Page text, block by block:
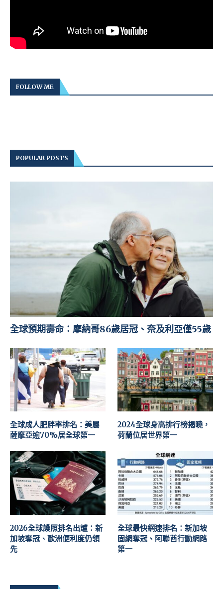
FOLLOW ME
POPULAR POSTS
全球預期壽命：摩納哥86歲居冠、奈及利亞僅55歲
全球成人肥胖率排名：美屬
薩摩亞逾70%居全球第一
2024全球身高排行榜揭曉，
荷蘭位居世界第一
2026全球護照排名出爐：新
加坡奪冠、歐洲便利度仍領
先
全球最快網速排名：新加坡
固網奪冠、阿聯酋行動網路
第一